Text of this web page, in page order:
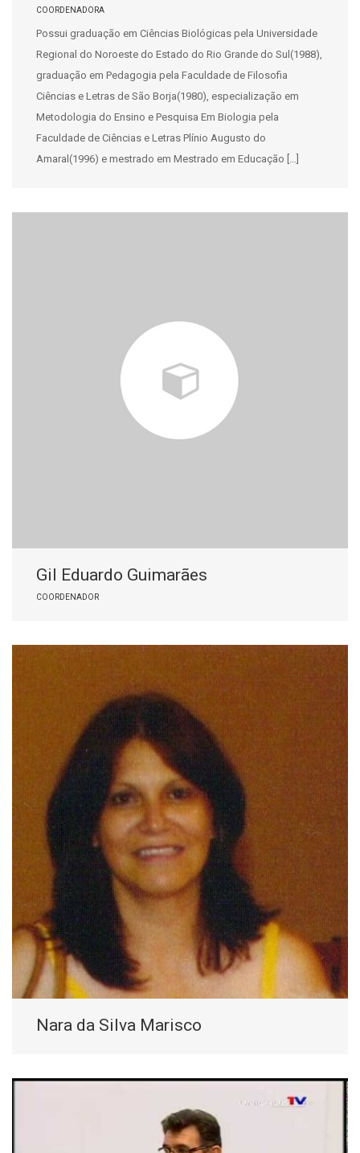
COORDENADORA
Possui graduação em Ciências Biológicas pela Universidade
Regional do Noroeste do Estado do Rio Grande do Sul(1988),
graduação em Pedagogia pela Faculdade de Filosofia
Ciências e Letras de São Borja(1980), especialização em
Metodologia do Ensino e Pesquisa Em Biologia pela
Faculdade de Ciências e Letras Plínio Augusto do
Amaral(1996) e mestrado em Mestrado em Educação […]
Gil Eduardo Guimarães
COORDENADOR
Nara da Silva Marisco